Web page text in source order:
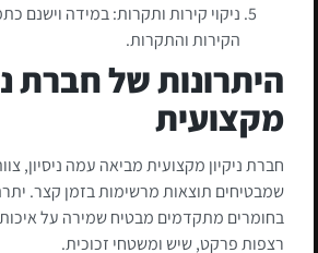
ניקוי קירות ותקרות: במידה וישנם
הקירות והתקרות.
היתרונות של חברת
מקצועית
חברת ניקיון מקצועית מביאה עמה ניסיון,
שמבטיחים תוצאות מרשימות בזמן קצר.
בחומרים מתקדמים מבטיח שמירה על
רצפות פרקט, שיש ומשטחי זכוכית.